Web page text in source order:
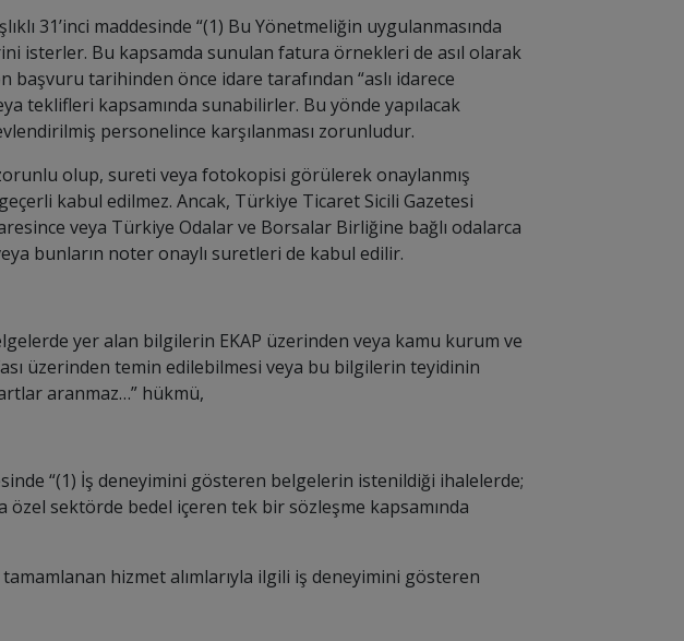
31’inci maddesinde “(1) Bu Yönetmeliğin uygulanmasında
isterler. Bu kapsamda sunulan fatura örnekleri de asıl olarak
tarihinden önce idare tarafından “aslı idarece
teklifleri kapsamında sunabilirler. Bu yönde yapılacak
personelince karşılanması zorunludur.
olup, sureti veya fotokopisi görülerek onaylanmış
kabul edilmez. Ancak, Türkiye Ticaret Sicili Gazetesi
veya Türkiye Odalar ve Borsalar Birliğine bağlı odalarca
bunların noter onaylı suretleri de kabul edilir.
yer alan bilgilerin EKAP üzerinden veya kamu kurum ve
üzerinden temin edilebilmesi veya bu bilgilerin teyidinin
aranmaz…” hükmü,
“(1) İş deneyimini gösteren belgelerin istenildiği ihalelerde;
sektörde bedel içeren tek bir sözleşme kapsamında
hizmet alımlarıyla ilgili iş deneyimini gösteren